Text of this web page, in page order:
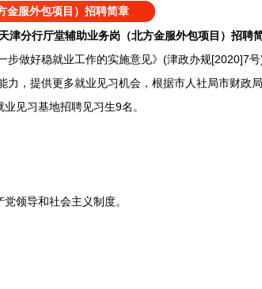
金服外包项目）招聘简章
津分行厅堂辅助业务岗（北方金服外包项目）招聘
做好稳就业工作的实施意见》(津政办规[2020]7
，提供更多就业见习机会，根据市人社局市财政
见习基地招聘见习生9名。
领导和社会主义制度。